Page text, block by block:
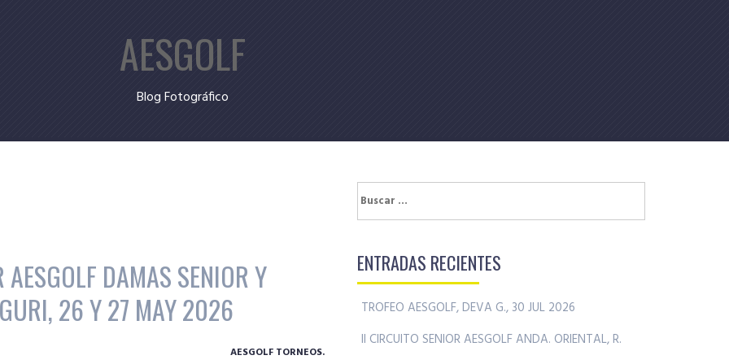
AESGOLF
Blog Fotográfico
DAMAS SENIOR Y
26 Y 27 MAY 2026
AESGOLF TORNEOS.
Buscar:
ENTRADAS RECIENTES
TROFEO AESGOLF, DEVA G., 30 JUL 2026
II CIRCUITO SENIOR AESGOLF ANDA. ORIENTAL, R.